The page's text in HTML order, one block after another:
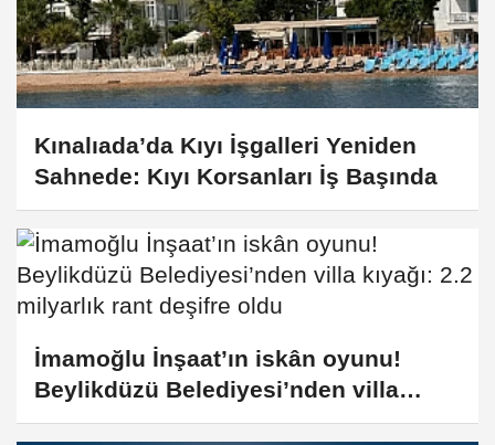
Kınalıada’da Kıyı İşgalleri Yeniden
Sahnede: Kıyı Korsanları İş Başında
İmamoğlu İnşaat’ın iskân oyunu!
Beylikdüzü Belediyesi’nden villa
kıyağı: 2.2 milyarlık rant deşifre oldu